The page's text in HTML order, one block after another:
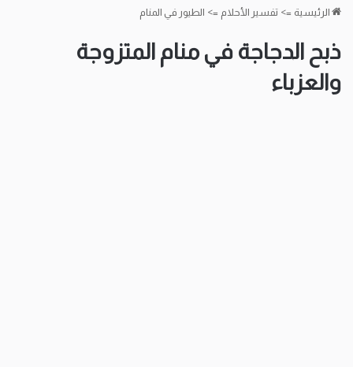
الرئيسية => تفسير الأحلام => الطيور في المنام
ذبح الدجاجة في منام المتزوجة
والعزباء